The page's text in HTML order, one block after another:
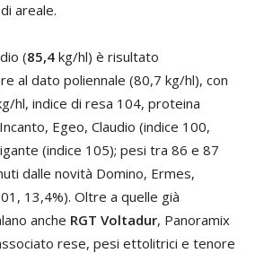
areale.
(85,4 kg/hl) è risultato
al dato poliennale (80,7 kg/hl), con
hl, indice di resa 104, proteina
Egeo, Claudio (indice 100,
(indice 105); pesi tra 86 e 87
dalle novità Domino, Ermes,
13,4%). Oltre a quelle già
anche RGT Voltadur, Panoramix
rese, pesi ettolitrici e tenore